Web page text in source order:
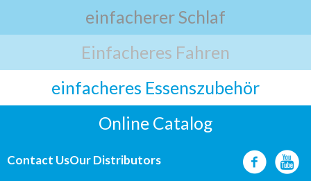
einfacherer Schlaf
Einfacheres Fahren
einfacheres Essenszubehör
Online Catalog
Contact UsOur Distributors